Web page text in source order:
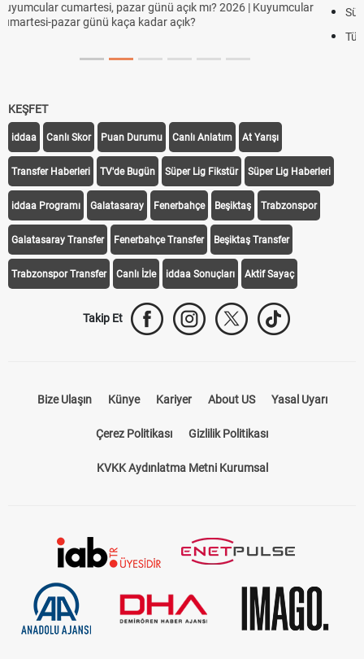
Süper Lig Kaç Hafta ve Toplam Kaç Maç Oynanır?
KEŞFET
iddaa Canlı Skor Puan Durumu Canlı Anlatım At Yarışı
Transfer Haberleri TV'de Bugün Süper Lig Fikstür Süper Lig Haberleri
iddaa Programı Galatasaray Fenerbahçe Beşiktaş Trabzonspor
Galatasaray Transfer Fenerbahçe Transfer Beşiktaş Transfer
Trabzonspor Transfer Canlı İzle iddaa Sonuçları Aktif Sayaç
Takip Et
Bize Ulaşın Künye Kariyer About US Yasal Uyarı
Çerez Politikası Gizlilik Politikası
KVKK Aydınlatma Metni Kurumsal